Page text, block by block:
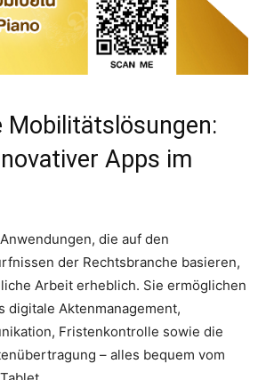
Mobilitätslösungen:
Apps im
die auf den
der Rechtsbranche basieren,
Arbeit erheblich. Sie ermöglichen
digitale Aktenmanagement,
Fristenkontrolle sowie die
– alles bequem vom